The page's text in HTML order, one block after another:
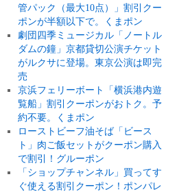
管パック（最大10点）」割引クー
ポンが半額以下で。くまポン
劇団四季ミュージカル「ノートル
ダムの鐘」京都貸切公演チケット
がルクサに登場。東京公演は即完
売
京浜フェリーボート「横浜港内遊
覧船」割引クーポンがおトク。予
約不要。くまポン
ローストビーフ油そば「ビース
ト」肉ご飯セットがクーポン購入
で割引！グルーポン
「ショップチャンネル」買ってす
ぐ使える割引クーポン！ポンパレ